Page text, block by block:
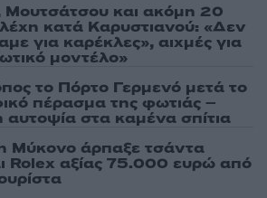
Μουτσάτσου και ακόμη 20
κατά Καρυστιανού: «Δεν
για καρέκλες», αιχμές για
μοντέλο»
το Πόρτο Γερμενό μετά το
πέρασμα της φωτιάς –
αυτοψία στα καμένα σπίτια
Μύκονο άρπαξε τσάντα
Rolex αξίας 75.000 ευρώ από